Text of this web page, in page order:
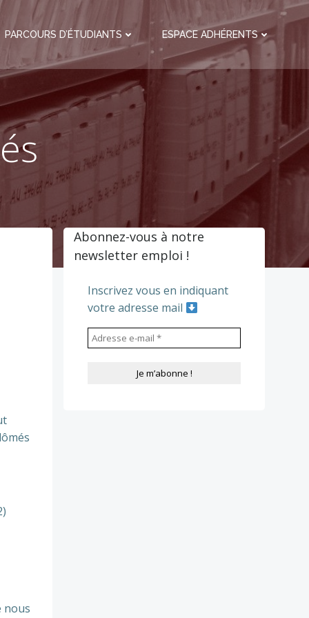
PARCOURS D’ÉTUDIANTS ESPACE ADHÉRENTS
nous
Abonnez-vous à notre
newsletter emploi !
Inscrivez vous en indiquant
votre adresse mail